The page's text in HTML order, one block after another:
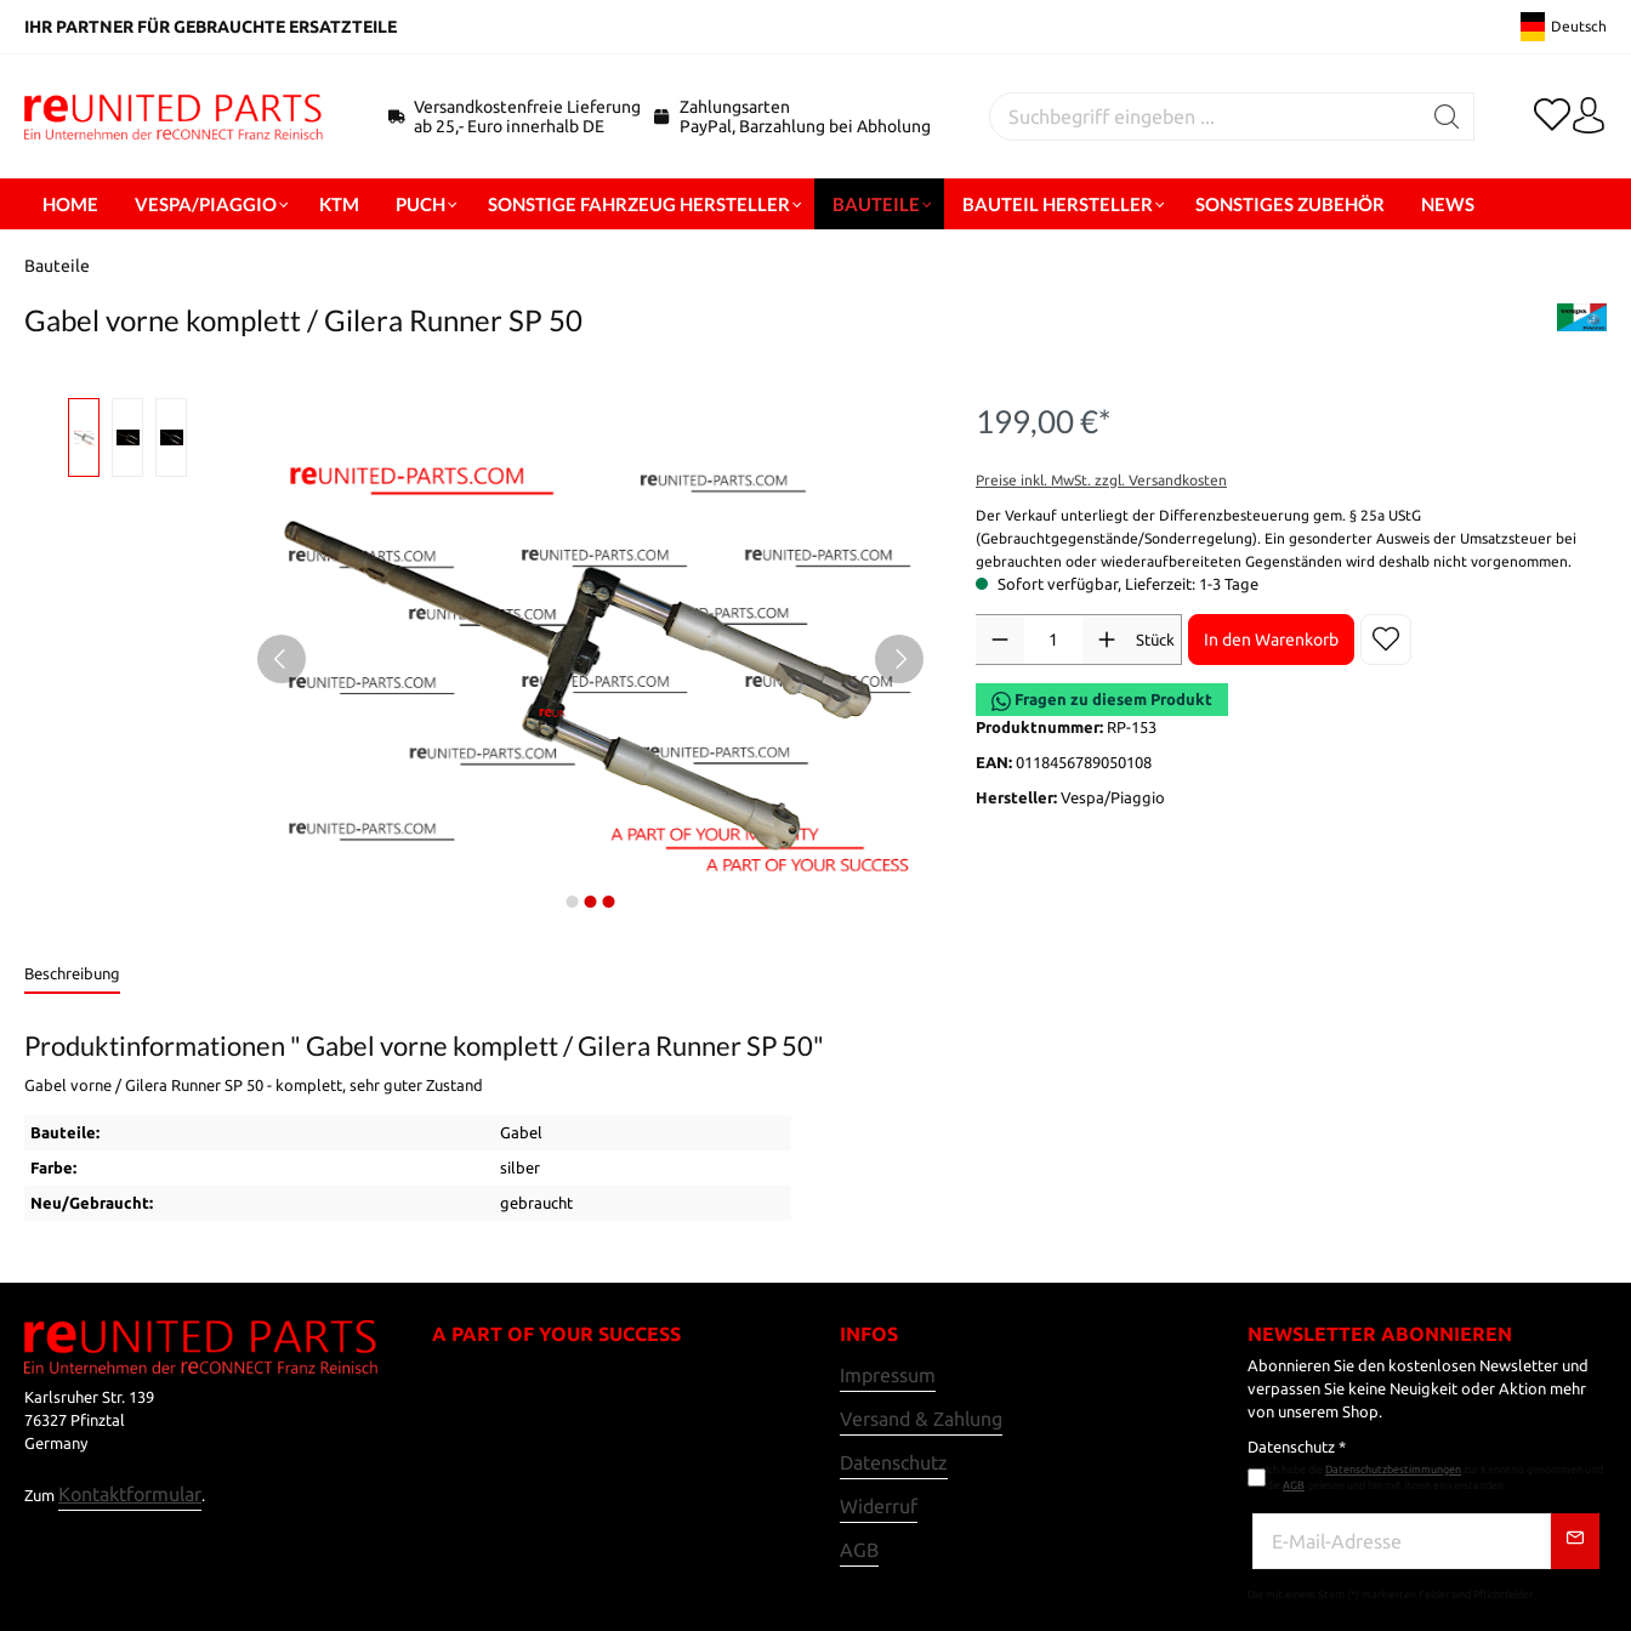
springen
IHR PARTNER FÜR GEBRAUCHTE ERSATZTEILE Deutsch
Versandkostenfreie Lieferung
ab 25,- Euro innerhalb DE
Zahlungsarten
PayPal, Barzahlung bei Abholung
HOME VESPA/PIAGGIO KTM PUCH SONSTIGE FAHRZEUG HERSTELLER BAUTEILE BAUTEIL HERSTELLER SONSTIGES ZUBEHÖR NEWS
Bauteile
Gabel vorne komplett / Gilera Runner SP 50
199,00 €*
Preise inkl. MwSt. zzgl. Versandkosten
Der Verkauf unterliegt der Differenzbesteuerung gem. § 25a UStG
(Gebrauchtgegenstände/Sonderregelung). Ein gesonderter Ausweis der Umsatzsteuer bei
gebrauchten oder wiederaufbereiteten Gegenständen wird deshalb nicht vorgenommen.
Sofort verfügbar, Lieferzeit: 1-3 Tage
Stück
In den Warenkorb
Fragen zu diesem Produkt
Produktnummer: RP-153
EAN: 0118456789050108
Hersteller: Vespa/Piaggio
Beschreibung
Produktinformationen " Gabel vorne komplett / Gilera Runner SP 50"
Gabel vorne / Gilera Runner SP 50 - komplett, sehr guter Zustand
Bauteile: Gabel
Farbe: silber
Neu/Gebraucht: gebraucht
Karlsruher Str. 139
76327 Pfinztal
Germany
Zum Kontaktformular.
A PART OF YOUR SUCCESS
INFOS
Impressum
Versand & Zahlung
Datenschutz
Widerruf
AGB
NEWSLETTER ABONNIEREN
Abonnieren Sie den kostenlosen Newsletter und
verpassen Sie keine Neuigkeit oder Aktion mehr
von unserem Shop.
Datenschutz *
Datenschutzbestimmungen
AGB